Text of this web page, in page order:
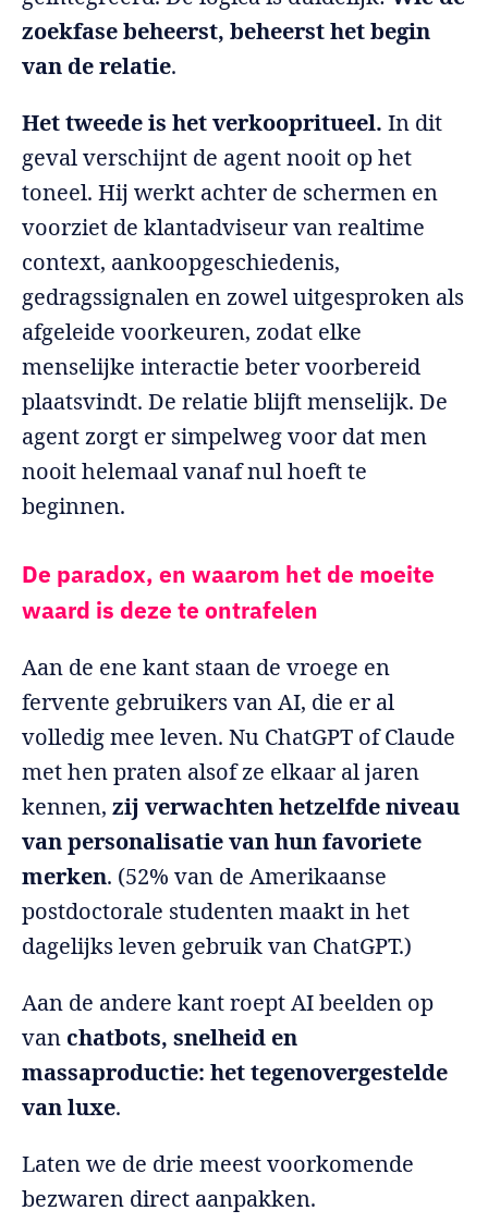
zoekfase beheerst, beheerst het begin
van de relatie.
Het tweede is het verkoopritueel. In dit
geval verschijnt de agent nooit op het
toneel. Hij werkt achter de schermen en
voorziet de klantadviseur van realtime
context, aankoopgeschiedenis,
gedragssignalen en zowel uitgesproken als
afgeleide voorkeuren, zodat elke
menselijke interactie beter voorbereid
plaatsvindt. De relatie blijft menselijk. De
agent zorgt er simpelweg voor dat men
nooit helemaal vanaf nul hoeft te
beginnen.
De paradox, en waarom het de moeite
waard is deze te ontrafelen
Aan de ene kant staan de vroege en
fervente gebruikers van AI, die er al
volledig mee leven. Nu ChatGPT of Claude
met hen praten alsof ze elkaar al jaren
kennen,zij verwachten hetzelfde niveau
van personalisatie van hun favoriete
merken. (52% van de Amerikaanse
postdoctorale studenten maakt in het
dagelijks leven gebruik van ChatGPT.)
Aan de andere kant roept AI beelden op
van chatbots, snelheid en
massaproductie: het tegenovergestelde
van luxe.
Laten we de drie meest voorkomende
bezwaren direct aanpakken.